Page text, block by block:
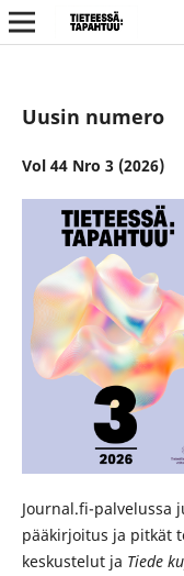
Uusin numero
Vol 44 Nro 3 (2026)
Journal.fi-palvelussa
pääkirjoitus ja pitkät
keskustelut ja Tiede